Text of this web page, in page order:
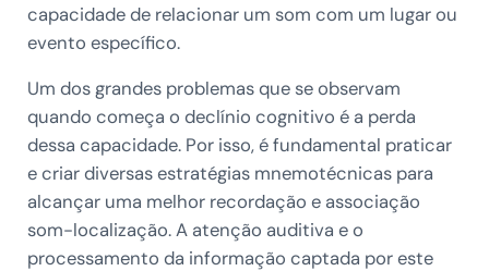
capacidade de relacionar um som com um lugar ou
evento específico.
Um dos grandes problemas que se observam
quando começa o declínio cognitivo é a perda
dessa capacidade. Por isso, é fundamental praticar
e criar diversas estratégias mnemotécnicas para
alcançar uma melhor recordação e associação
som-localização. A atenção auditiva e o
processamento da informação captada por este